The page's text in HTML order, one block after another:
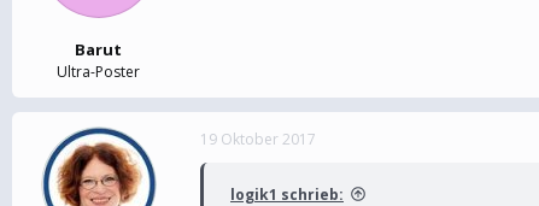
Barut
Ultra-Poster
19 Oktober 2017
logik1 schrieb: